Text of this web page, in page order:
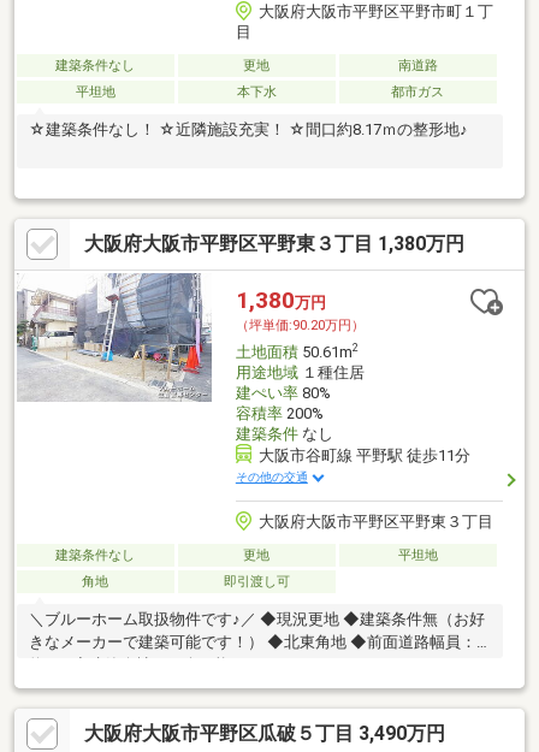
大阪府大阪市平野区平野市町１丁
目
建築条件なし 更地
南道路
平坦地
本下水 都市ガス
☆建築条件なし！ ☆近隣施設充実！ ☆間口約8.17ｍの整形地♪
大阪府大阪市平野区平野東３丁目 1,380万円
1,380万円
（坪単価:90.20万円）
土地面積50.61m2
用途地域１種住居
建ぺい率80%
容積率200%
建築条件なし
大阪市谷町線 平野駅 徒歩11分
その他の交通
大阪府大阪市平野区平野東３丁目
建築条件なし 更地
平坦地
角地
即引渡し可
＼ブルーホーム取扱物件です♪／ ◆現況更地 ◆建築条件無（お好
きなメーカーで建築可能です！） ◆北東角地 ◆前面道路幅員：
大阪府大阪市平野区瓜破５丁目 3,490万円